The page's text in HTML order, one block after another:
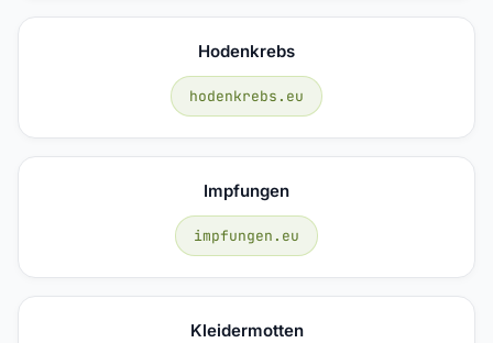
Hodenkrebs
hodenkrebs.eu
Impfungen
impfungen.eu
Kleidermotten